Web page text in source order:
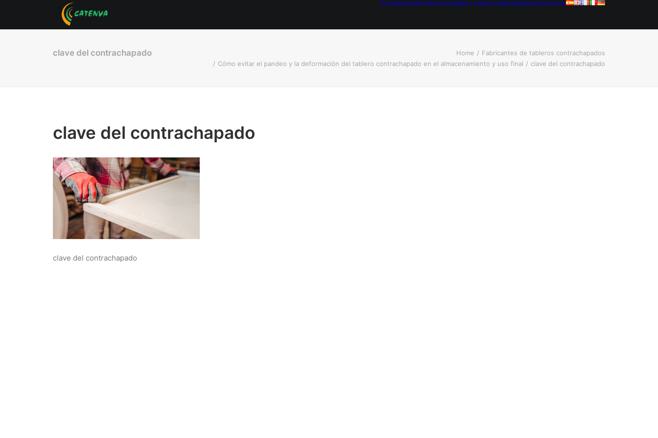
InicioNosotrosProductosCalidad y medio ambienteNoticiasContacto
clave del contrachapado Home
Fabricantes de tableros contrachapados
Cómo evitar el pandeo y la deformación del tablero contrachapado en el almacenamiento y uso final
clave del contrachapado
clave del contrachapado
clave del contrachapado